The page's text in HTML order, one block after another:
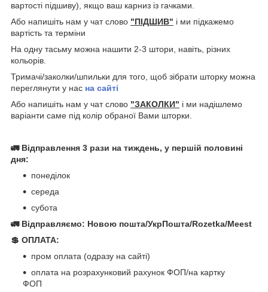
вартості підшиву), якщо ваш карниз із гачками.
Або напишіть нам у чат слово "ПІДШИВ" і ми підкажемо
вартість та терміни
На одну тасьму можна нашити 2-3 штори, навіть, різних
кольорів.
Тримачі/заколки/шпильки для того, щоб зібрати шторку можна
переглянути у нас на сайті
Або напишіть нам у чат слово "ЗАКОЛКИ" і ми надішлемо
варіанти саме під колір обраної Вами шторки.
🚛 Відправлення 3 рази на тиждень, у першій половині
дня:
понеділок
середа
субота
🚛 Відправляємо: Новою пошта/УкрПошта/Rozetka/Meest
💲 ОПЛАТА:
пром оплата (одразу на сайті)
оплата на розрахунковий рахунок ФОП/на картку
ФОП